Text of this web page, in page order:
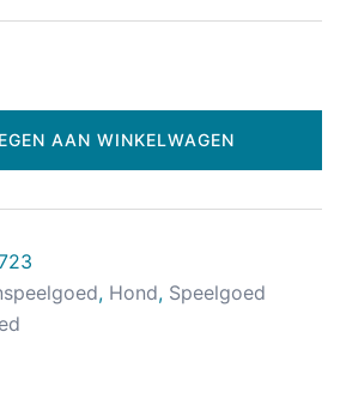
AAN WINKELWAGEN
, Hond, Speelgoed